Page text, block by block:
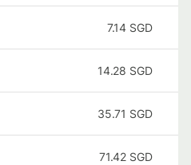
7.14 SGD
14.28 SGD
35.71 SGD
71.42 SGD